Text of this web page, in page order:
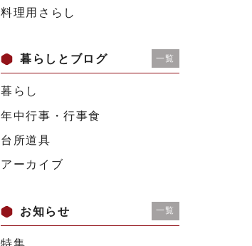
料理用さらし
暮らしとブログ 一覧
暮らし
年中行事・行事食
台所道具
アーカイブ
お知らせ 一覧
特集